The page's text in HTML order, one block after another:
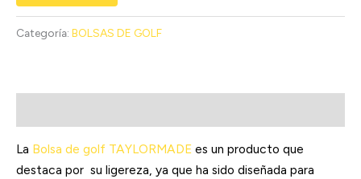
Categoría: BOLSAS DE GOLF
La Bolsa de golf TAYLORMADE es un producto que
destaca por su ligereza, ya que ha sido diseñada para